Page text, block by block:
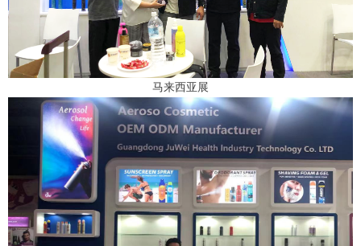
马来西亚展